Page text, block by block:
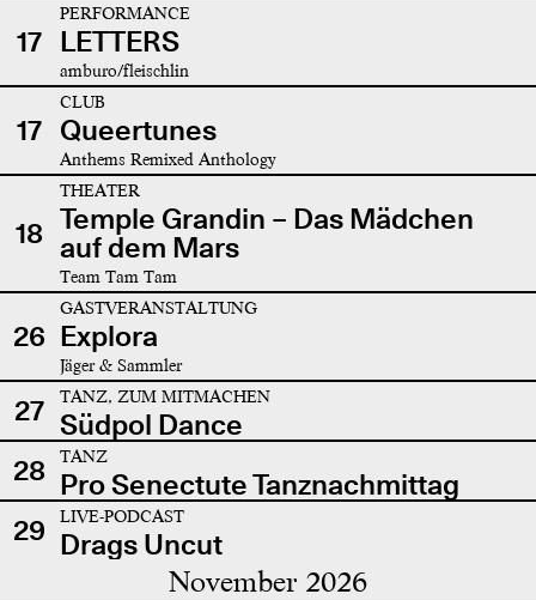
17
PERFORMANCE
LETTERS
amburo/fleischlin
17
CLUB
Queertunes
Anthems Remixed Anthology
18
THEATER
Temple Grandin – Das Mädchen
auf dem Mars
Team Tam Tam
26
GASTVERANSTALTUNG
Explora
Jäger & Sammler
27 TANZ, ZUM MITMACHEN
Südpol Dance
28
TANZ
Pro Senectute Tanznachmittag
29
LIVE-PODCAST
Drags Uncut
November 2026